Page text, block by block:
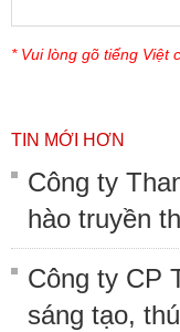
* Vui lòng gõ tiếng Việt
TIN MỚI HƠN
Công ty
hào truyền
Công ty CP
sáng tạo,